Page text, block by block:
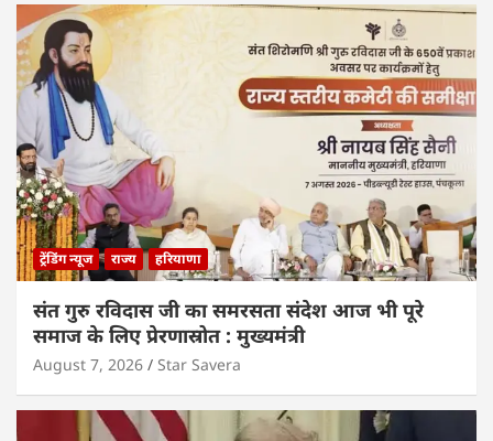
ट्रेंडिंग न्यूज राज्य हरियाणा
संत गुरु रविदास जी का समरसता संदेश आज भी पूरे
समाज के लिए प्रेरणास्रोत : मुख्यमंत्री
August 7, 2026 Star Savera